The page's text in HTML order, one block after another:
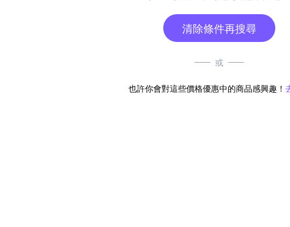
清除條件再搜尋
或
也許你會對這些價格優惠中的商品感興趣！